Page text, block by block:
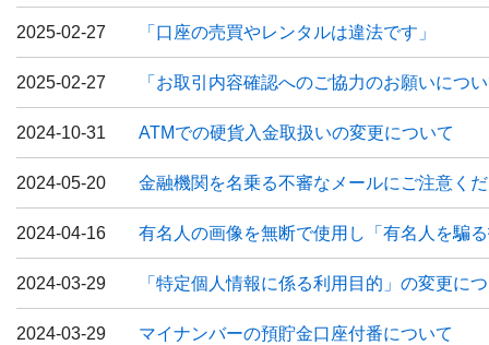
2025-02-27 「口座の売買やレンタルは違法です」
2025-02-27 「お取引内容確認へのご協力のお願いにつ
2024-10-31 ATMでの硬貨入金取扱いの変更について
2024-05-20 金融機関を名乗る不審なメールにご注意く
2024-04-16 有名人の画像を無断で使用し「有名人を騙
2024-03-29 「特定個人情報に係る利用目的」の変更に
2024-03-29 マイナンバーの預貯金口座付番について